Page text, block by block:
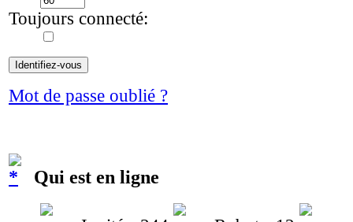
Toujours connecté:
Mot de passe oublié ?
Qui est en ligne